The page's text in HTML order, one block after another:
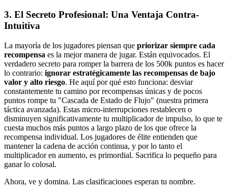
3. El Secreto Profesional: Una Ventaja Contra-
Intuitiva
La mayoría de los jugadores piensan que priorizar siempre cada
recompensa es la mejor manera de jugar. Están equivocados. El
verdadero secreto para romper la barrera de los 500k puntos es hacer
lo contrario: ignorar estratégicamente las recompensas de bajo
valor y alto riesgo. He aquí por qué esto funciona: desviar
constantemente tu camino por recompensas únicas y de pocos
puntos rompe tu "Cascada de Estado de Flujo" (nuestra primera
táctica avanzada). Estas micro-interrupciones restablecen o
disminuyen significativamente tu multiplicador de impulso, lo que te
cuesta muchos más puntos a largo plazo de los que ofrece la
recompensa individual. Los jugadores de élite entienden que
mantener la cadena de acción continua, y por lo tanto el
multiplicador en aumento, es primordial. Sacrifica lo pequeño para
ganar lo colosal.
Ahora, ve y domina. Las clasificaciones esperan tu nombre.